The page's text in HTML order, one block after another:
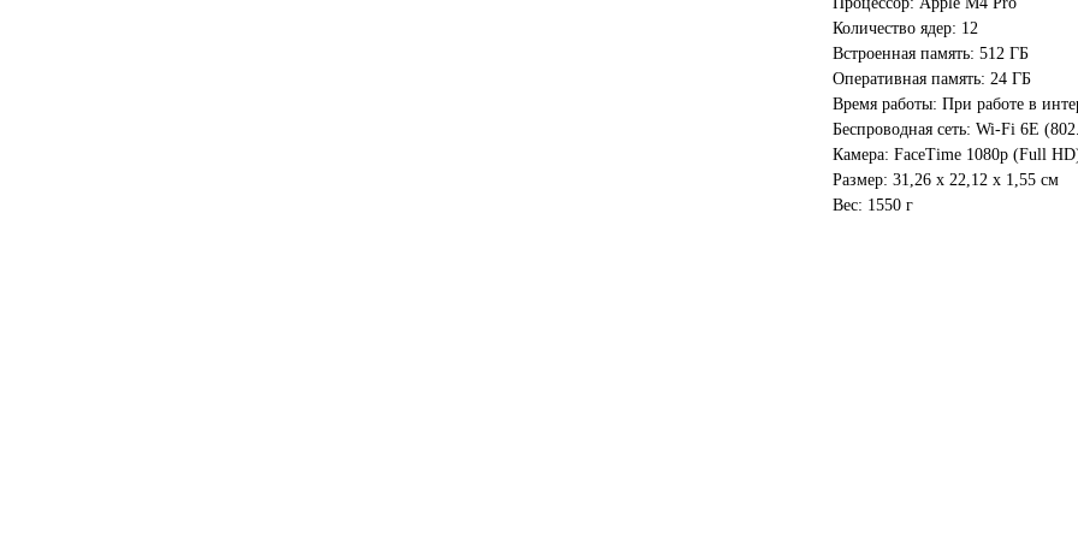
Количество ядер: 12
Встроенная память: 512 ГБ
Оперативная память: 24 ГБ
Время работы: При работе в
Беспроводная сеть: Wi-Fi 6E
Камера: FaceTime 1080p (Full
Размер: 31,26 x 22,12 x 1,55 см
Вес: 1550 г